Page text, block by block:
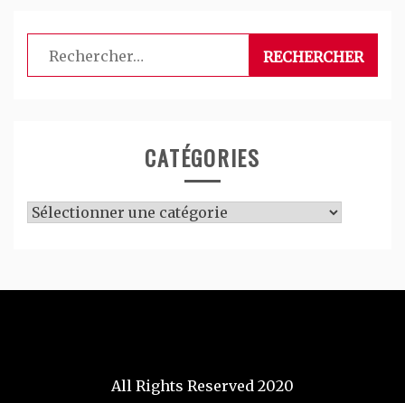
Rechercher :
CATÉGORIES
Catégories
All Rights Reserved 2020